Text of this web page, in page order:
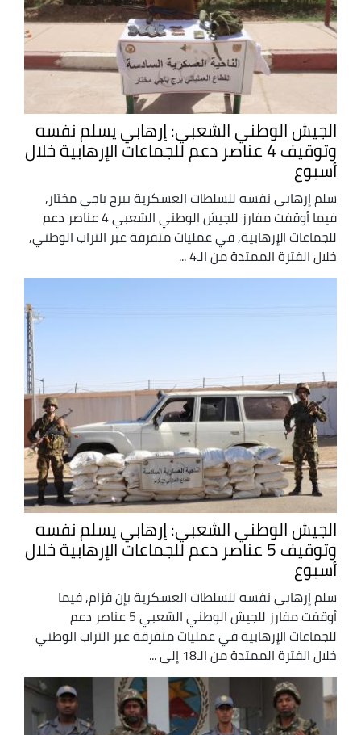
الجيش الوطني الشعبي: إرهابي يسلم نفسه
وتوقيف 4 عناصر دعم للجماعات الإرهابية خلال
أسبوع
سلم إرهابي نفسه للسلطات العسكرية ببرج باجي مختار,
فيما أوقفت مفارز للجيش الوطني الشعبي 4 عناصر دعم
للجماعات الإرهابية, في عمليات متفرقة عبر التراب الوطني,
خلال الفترة الممتدة من الـ4 ...
الجيش الوطني الشعبي: إرهابي يسلم نفسه
وتوقيف 5 عناصر دعم للجماعات الإرهابية خلال
أسبوع
سلم إرهابي نفسه للسلطات العسكرية بإن قزام, فيما
أوقفت مفارز للجيش الوطني الشعبي 5 عناصر دعم
للجماعات الإرهابية في عمليات متفرقة عبر التراب الوطني
خلال الفترة الممتدة من الـ18 إلى ...